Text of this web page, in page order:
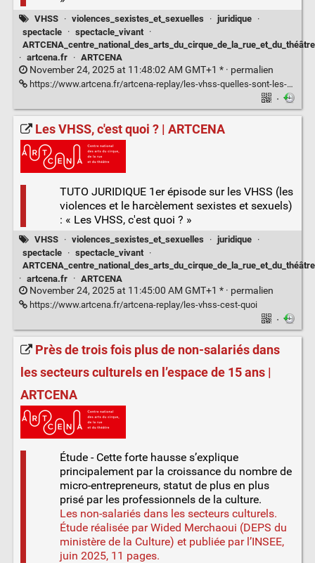
VHSS · violences_sexistes_et_sexuelles · juridique ·
spectacle
· spectacle_vivant
·
ARTCENA_centre_national_des_arts_du_cirque_de_la_rue_et_du_théâtre
· artcena.fr · ARTCENA
November 24, 2025 at 11:48:02 AM GMT+1 * · permalien
https://www.artcena.fr/artcena-replay/les-vhss-quelles-sont-les-obligations-de-lemployeur
·
Les VHSS, c'est quoi ? | ARTCENA
TUTO JURIDIQUE 1er épisode sur les VHSS (les
violences et le harcèlement sexistes et sexuels)
: « Les VHSS, c'est quoi ? »
VHSS · violences_sexistes_et_sexuelles · juridique ·
spectacle
· spectacle_vivant
·
ARTCENA_centre_national_des_arts_du_cirque_de_la_rue_et_du_théâtre
· artcena.fr · ARTCENA
November 24, 2025 at 11:45:00 AM GMT+1 * · permalien
https://www.artcena.fr/artcena-replay/les-vhss-cest-quoi
·
Près de trois fois plus de non-salariés dans
les secteurs culturels en l’espace de 15 ans |
ARTCENA
Étude - Cette forte hausse s’explique
principalement par la croissance du nombre de
micro-entrepreneurs, statut de plus en plus
prisé par les professionnels de la culture.
Les non-salariés dans les secteurs culturels.
Étude réalisée par Wided Merchaoui (DEPS du
ministère de la Culture) et publiée par l’INSEE,
juin 2025, 11 pages.